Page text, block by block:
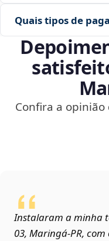
Quais tipos de
Confira a
Instalaram a minha
03, Maringá‑PR,